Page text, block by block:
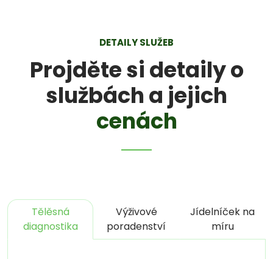
DETAILY SLUŽEB
Projděte si detaily o
službách a jejich
cenách
Tělěsná
diagnostika
Výživové
poradenství
Jídelníček na
míru